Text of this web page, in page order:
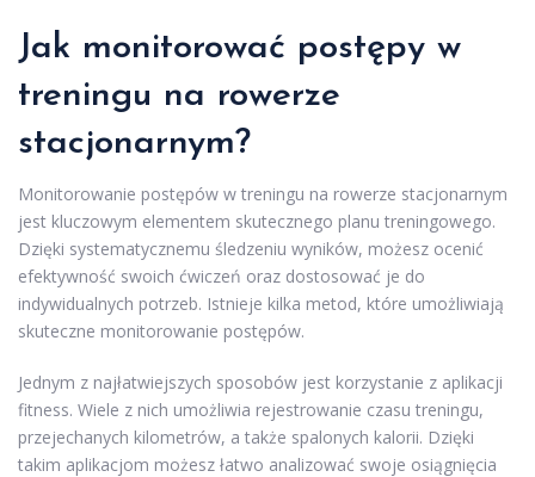
Jak monitorować postępy w
treningu na rowerze
stacjonarnym?
Monitorowanie postępów w treningu na rowerze stacjonarnym
jest kluczowym elementem skutecznego planu treningowego.
Dzięki systematycznemu śledzeniu wyników, możesz ocenić
efektywność swoich ćwiczeń oraz dostosować je do
indywidualnych potrzeb. Istnieje kilka metod, które umożliwiają
skuteczne monitorowanie postępów.
Jednym z najłatwiejszych sposobów jest korzystanie z aplikacji
fitness. Wiele z nich umożliwia rejestrowanie czasu treningu,
przejechanych kilometrów, a także spalonych kalorii. Dzięki
takim aplikacjom możesz łatwo analizować swoje osiągnięcia